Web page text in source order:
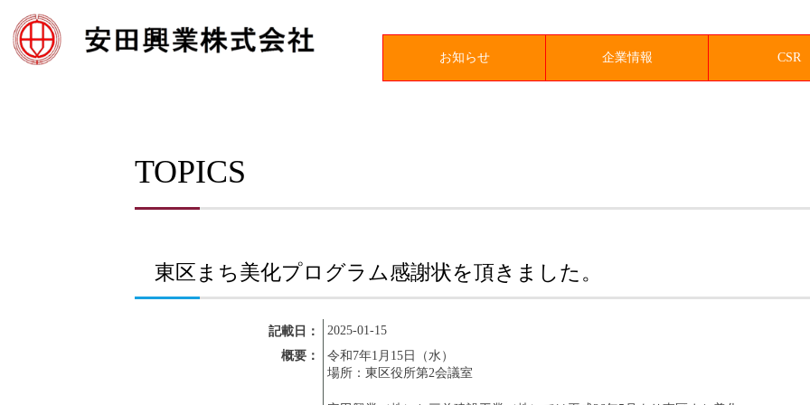
お知らせ 企業情報 CSR
TOPICS
東区まち美化プログラム感謝状を頂きました。
記載日：
2025-01-15
概要：
令和7年1月15日（水）
場所：東区役所第2会議室